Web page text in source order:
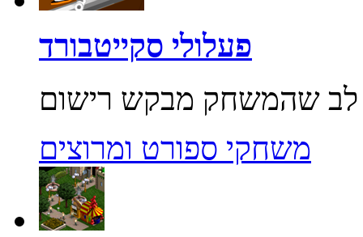
פעלולי סקייטבורד
משחקי ספורט ומרוצים